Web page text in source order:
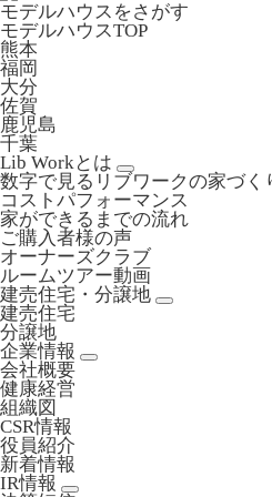
モデルハウスをさがす
モデルハウスTOP
熊本
福岡
大分
佐賀
鹿児島
千葉
Lib Workとは
数字で見るリブワークの家づく
コストパフォーマンス
家ができるまでの流れ
ご購入者様の声
オーナーズクラブ
ルームツアー動画
建売住宅・分譲地
建売住宅
分譲地
企業情報
会社概要
健康経営
組織図
CSR情報
役員紹介
新着情報
IR情報